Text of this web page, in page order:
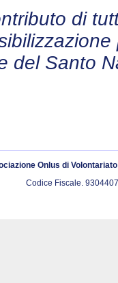
di
del Santo
Onlus di
Codice Fiscale.